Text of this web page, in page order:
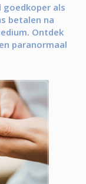
goedkoper als
betalen na
Ontdek
paranormaal